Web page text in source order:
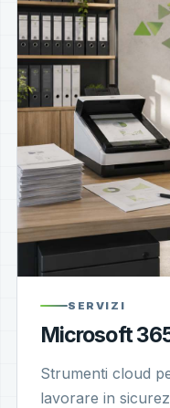
SERVIZI
Microsoft
Strumenti cloud
lavorare in